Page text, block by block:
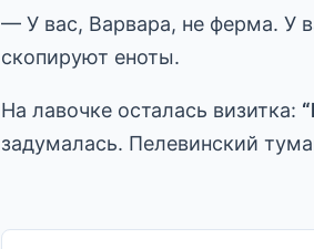
— У вас, Варвара, не ферма. У
скопируют еноты.
На лавочке осталась визитка:
задумалась. Пелевинский